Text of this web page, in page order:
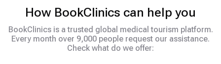
How BookClinics can help you
BookClinics is a trusted global medical tourism platform.
Every month over 9,000 people request our assistance.
Check what do we offer: